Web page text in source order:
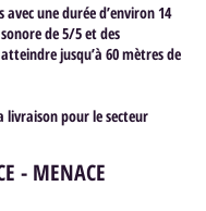
une durée d’environ 14
de 5/5 et des
jusqu’à 60 mètres de
livraison pour le secteur
- MENACE